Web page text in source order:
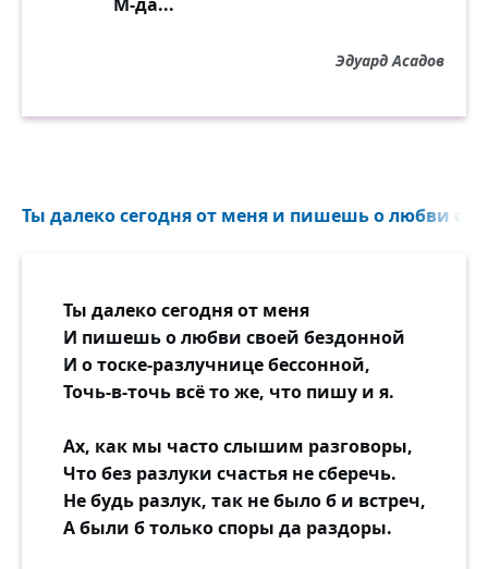
Что там злых — никаких причин,
Шла ты медленно по дорожке,
Пёстрый, вьюжистый листопад,
И следы твои покрывают.
А вокруг и свежо, и пряно,
Всё купается в бликах света,
Только женской фигурки нету...
И сейчас тут, как в тот же день,
Всё пылает и золотится.
Эдуард Асадов
Ты далеко сегодня от меня и пишешь о любви
Ты далеко сегодня от меня
И пишешь о любви своей бездонной
И о тоске-разлучнице бессонной,
Точь-в-точь всё то же, что пишу и я.
Ах, как мы часто слышим разговоры,
Что без разлуки счастья не сберечь.
Не будь разлук, так не было б и встреч,
А были б только споры да раздоры.